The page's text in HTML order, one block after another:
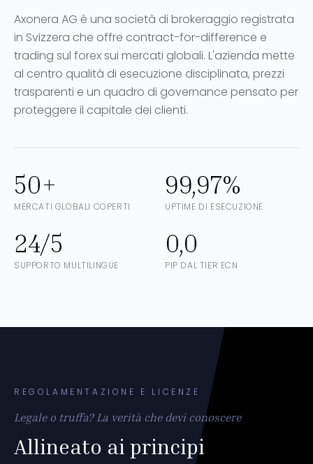
Axonera AG è una società di brokeraggio registrata
in Svizzera che offre contract-for-difference e
trading sul forex sui mercati globali. L'azienda mette
al centro qualità di esecuzione disciplinata, prezzi
trasparenti e un quadro di governance pensato per
proteggere il capitale dei clienti.
50+
MERCATI GLOBALI COPERTI
99,97%
UPTIME DI ESECUZIONE
24/5
SUPPORTO MULTILINGUE
0,0
PIP DAL TIER ECN
REGOLAMENTAZIONE E LICENZE
Legale o truffa? La verità che devi conoscere
Allineato ai principi